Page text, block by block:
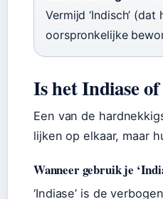
Vermijd ‘Indisch’
oorspronkelijke
Is het Indiase
Een van de
lijken op elkaar, maar
Wanneer gebruik je
‘Indiase’ is de